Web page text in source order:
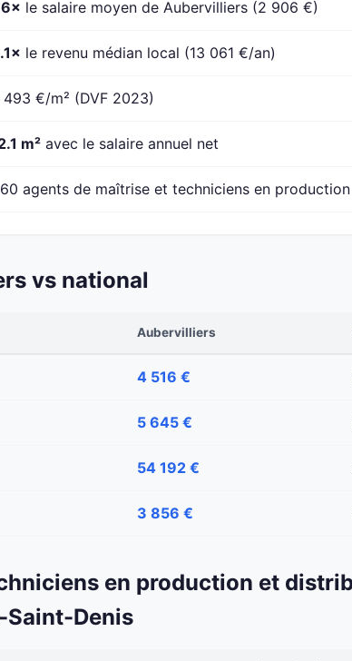
le salaire moyen de Aubervilliers (2 906 €)
le revenu médian local (13 061 €/an)
493 €/m² (DVF 2023)
m² avec le salaire annuel net
agents de maîtrise et techniciens en
vs national
Aubervilliers
4 516 €
5 645 €
54 192 €
3 856 €
en production et
Saint-Denis